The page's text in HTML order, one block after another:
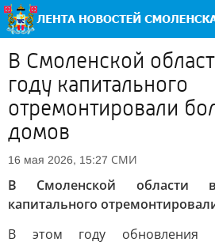
В Смоленской
году капитального
отремонтировали
домов
16 мая 2026, 15:27 СМИ
В Смоленской области
капитального
В этом году обновления